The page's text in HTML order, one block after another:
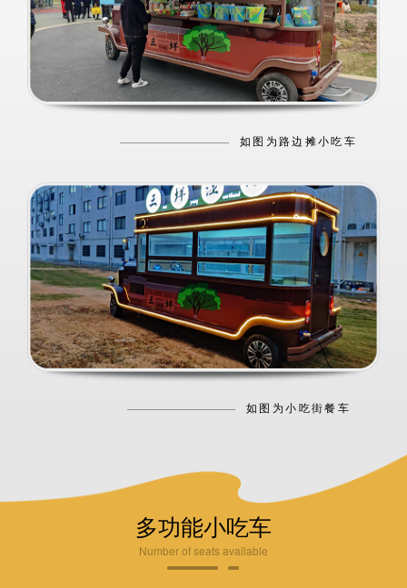
如图为路边摊小吃车
如图为小吃街餐车
多功能小吃车
Number of seats available